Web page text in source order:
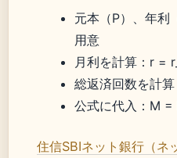
元本（P）、年利
用意
月利を計算：r =
総返済回数を計
公式に代入：M
住信SBIネット銀行（ネ